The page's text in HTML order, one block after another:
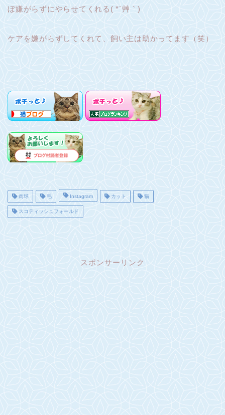
ぼ嫌がらずにやらせてくれる( *´艸｀)
ケアを嫌がらずしてくれて、飼い主は助かってます（笑）
肉球 毛 Instagram カット 猫
スコティッシュフォールド
スポンサーリンク